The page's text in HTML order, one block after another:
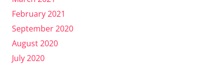
February 2021
September 2020
August 2020
July 2020